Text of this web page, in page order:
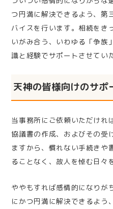
つ円満に解決できるよう、第
バイスを行います。相続をき
いがみ合う、いわゆる「争族
識と経験でサポートさせてい
天神の皆様向けのサポ
当事務所にご依頼いただけれ
協議書の作成、およびその受
ますから、慣れない手続きや
ることなく、故人を悼む日々
ややもすれば感情的になりが
にかつ円満に解決できるよう